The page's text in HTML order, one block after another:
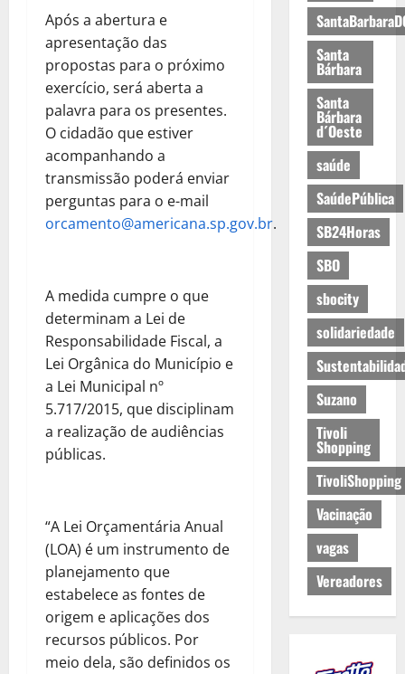
Após a abertura e
apresentação das
propostas para o próximo
exercício, será aberta a
palavra para os presentes.
O cidadão que estiver
acompanhando a
transmissão poderá enviar
perguntas para o e-mail
orcamento@americana.sp.gov.br.
A medida cumpre o que
determinam a Lei de
Responsabilidade Fiscal, a
Lei Orgânica do Município e
a Lei Municipal nº
5.717/2015, que disciplinam
a realização de audiências
públicas.
“A Lei Orçamentária Anual
(LOA) é um instrumento de
planejamento que
estabelece as fontes de
origem e aplicações dos
recursos públicos. Por
meio dela, são definidos os
Santa
Bárbara
Santa
Bárbara
d´Oeste
saúde
SaúdePública
SB24Horas
SBO
sbocity
solidariedade
Suzano
Tivoli
Shopping
TivoliShopping
Vacinação
vagas
Vereadores